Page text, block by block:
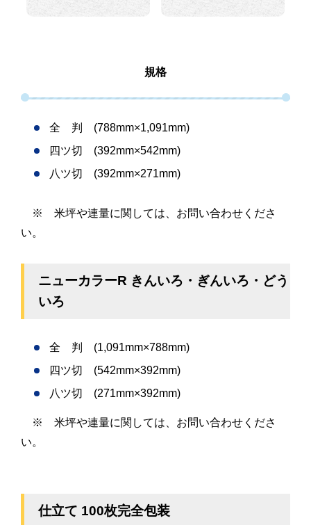
規格
全 判 (788mm×1,091mm)
四ツ切 (392mm×542mm)
八ツ切 (392mm×271mm)
※ 米坪や連量に関しては、お問い合わせくださ
い。
ニューカラーR きんいろ・ぎんいろ・どう
いろ
全 判 (1,091mm×788mm)
四ツ切 (542mm×392mm)
八ツ切 (271mm×392mm)
※ 米坪や連量に関しては、お問い合わせくださ
い。
仕立て 100枚完全包装